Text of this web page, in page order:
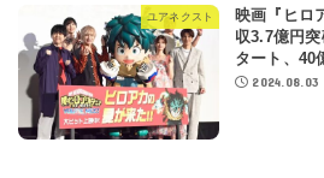
ユアネクスト
映画『ヒロ
収3.7億円
タート、40
2024.08.03